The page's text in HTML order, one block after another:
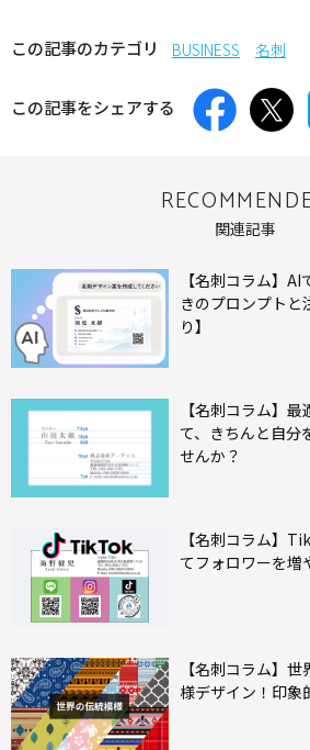
この記事のカテゴリ BUSINESS 名刺
この記事をシェアする
関連記事
【名刺コラム】
きのプロンプトと
り】
【名刺コラム】
て、きちんと自分
せんか？
【名刺コラム】
てフォロワーを増
【名刺コラム】
様デザイン！印象